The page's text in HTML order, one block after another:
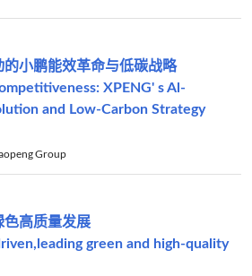
小鹏能效革命与低碳战略
XPENG' s Al-
and Low-Carbon Strategy
Group
色高质量发展
green and high-quality